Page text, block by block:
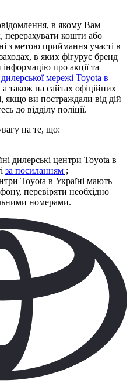
в якому Вам
кошти або
з метою приймання участі в
в яких фігурує бренд
про акції та
дилерської мережі Toyota в
а також на сайтах офіційних
якщо ви постраждали від дій
до відділу поліції.
на те, що:
дилерські центри Toyota в
за посиланням ;
Toyota в Україні мають
перевіряти необхідно
номерами.